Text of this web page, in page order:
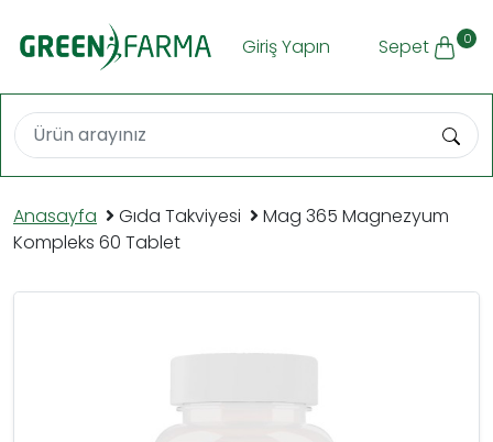
Giriş Yapın Sepet 0
Anasayfa Gıda Takviyesi
Mag 365 Magnezyum
Kompleks 60 Tablet